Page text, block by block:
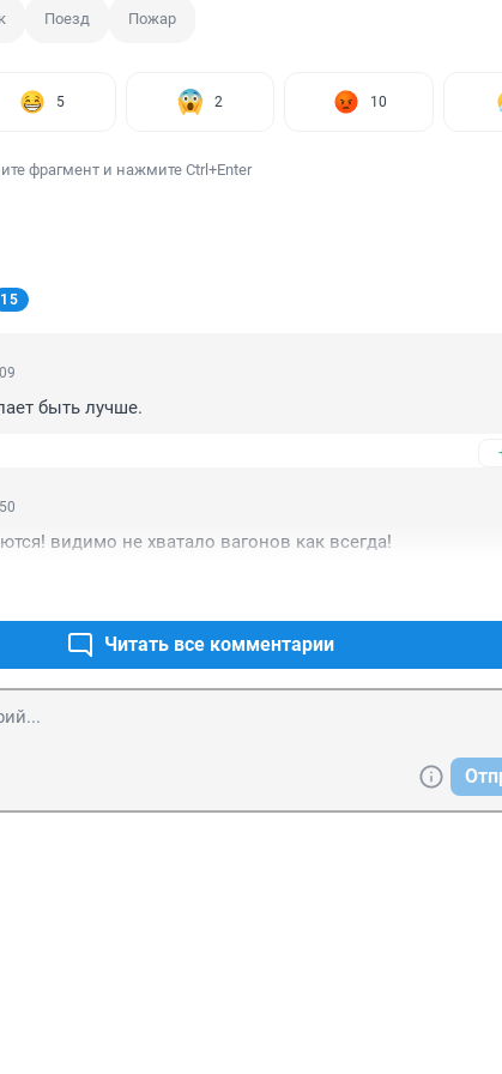
Поезд Пожар
5 2 10
фрагмент и нажмите Ctrl+Enter
15
быть лучше.
видимо не хватало вагонов как всегда!
Читать все комментарии